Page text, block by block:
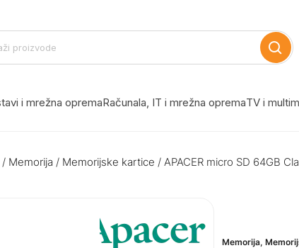
i mrežna opremaRačunala, IT i mrežna opremaTV i
/ Memorija / Memorijske kartice / APACER micro SD 64GB
Memorija,